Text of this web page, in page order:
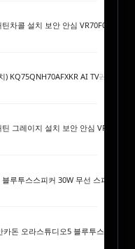
차콜 설치 보안 안심 VR70F00AGH
) KQ75QNH70AFXKR AI TV2,990,000
그레이지 설치 보안 안심
루투스스피커 30W 무선 스피커
카돈 오라스튜디오5 블루투스스피커